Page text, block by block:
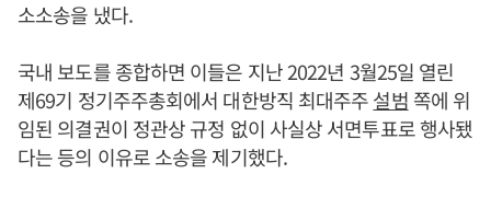
소소송을 냈다.
국내 보도를 종합하면 이들은 지난 2022년 3월25일 열린
제69기 정기주주총회에서 대한방직 최대주주설범 쪽에 위
임된 의결권이 정관상 규정 없이 사실상 서면투표로 행사됐
다는 등의 이유로 소송을 제기했다.